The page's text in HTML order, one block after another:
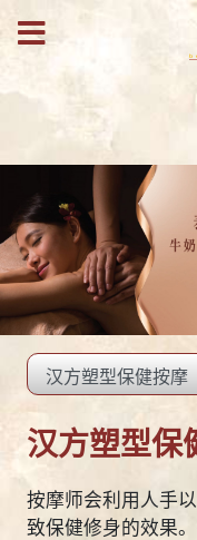
汉方塑型保
按摩师会利用人手
致保健修身的效果